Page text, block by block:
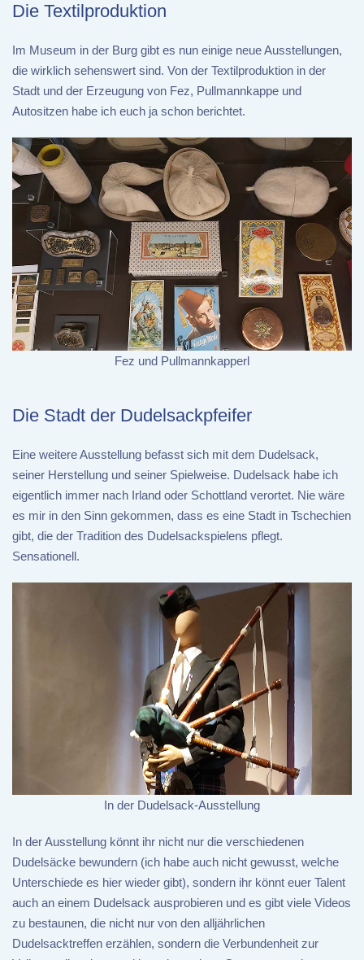
Die Textilproduktion
Im Museum in der Burg gibt es nun einige neue Ausstellungen,
die wirklich sehenswert sind. Von der Textilproduktion in der
Stadt und der Erzeugung von Fez, Pullmannkappe und
Autositzen habe ich euch ja schon berichtet.
Fez und Pullmannkapperl
Die Stadt der Dudelsackpfeifer
Eine weitere Ausstellung befasst sich mit dem Dudelsack,
seiner Herstellung und seiner Spielweise. Dudelsack habe ich
eigentlich immer nach Irland oder Schottland verortet. Nie wäre
es mir in den Sinn gekommen, dass es eine Stadt in Tschechien
gibt, die der Tradition des Dudelsackspielens pflegt.
Sensationell.
In der Dudelsack-Ausstellung
In der Ausstellung könnt ihr nicht nur die verschiedenen
Dudelsäcke bewundern (ich habe auch nicht gewusst, welche
Unterschiede es hier wieder gibt), sondern ihr könnt euer Talent
auch an einem Dudelsack ausprobieren und es gibt viele Videos
zu bestaunen, die nicht nur von den alljährlichen
Dudelsacktreffen erzählen, sondern die Verbundenheit zur